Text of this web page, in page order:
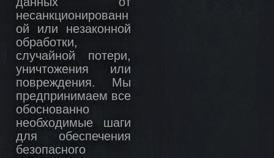
данных от
несанкционированн
ой или незаконной
обработки,
случайной потери,
уничтожения или
повреждения. Мы
предпринимаем все
обоснованно
необходимые шаги
для обеспечения
безопасного